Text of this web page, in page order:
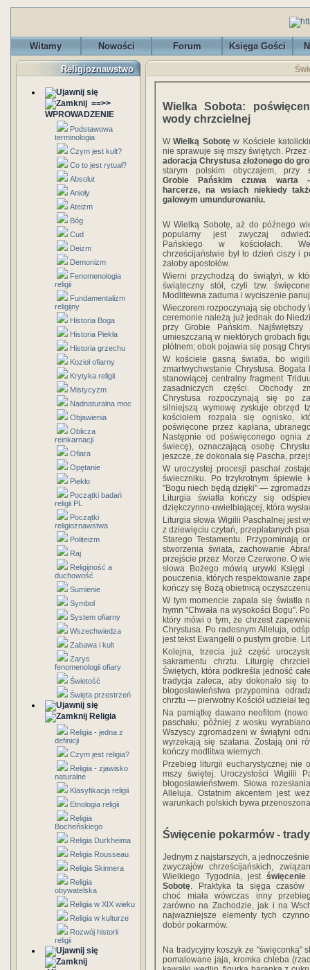
Witamy Nowości Forum Księga Gości
Religioznawstwo
==>>
WPROWADZENIE
Podstawowa
terminologia
Czym jest kult?
Co to jest rytuał?
Absolut
Anioły
Ateizm
Bóg
Cud
Deizm
Demonizm
Fenomenologia
religii
Fundamentalizm
religijny
Historia Boga
Historia Piekła
Historia grzechu
Kozioł ofiarny
Krytyka religii
Mistycyzm
Nadnaturalna moc
Objawienia
Oblicza
reinkarnacji
Ofiara
Opętanie
Piekło
Początki badań
religii PL
Początki
religioznawstwa
Politeizm
Raj
Religijność a
duchowość
Sumienie
Symbol
System ofiarny
Wszechwiedza
Zabawa i kult
Zarys
fenomenologii ofiary
Świetość
Święta przestrzeń
Religia
Religia - jedna z
definicji
Czym jest religia?
Religia - zjawisko
naturalne
Klasyfikacja religii
Etnologia religii
Religia
Bocheńskiego
Religia Durkheima
Religia Rousseau
Religia Skinnera
Religia
obywatelska
Religia w XIX wieku
Religia w kulturze
Rozwój historii
religii
Wielka Sobota:
wody chrzcielnej
WWielką Sobotęw Kościele
nie sprawuje się mszy świętych. Przez
adoracja Chrystusa złożonego do
starym polskim obyczajem, przy
Grobie Pańskim czuwa warta
harcerze, na wsiach niekiedy
galowym umundurowaniu.
W Wielką Sobotę, aż do późnego
popularny jest zwyczaj
Pańskiego w kościołach.
chrześcijaństwie był to dzień ciszy i
żałoby apostołów.
Wierni przychodzą do świątyń, w
świąteczny stół, czyli tzw.
Modlitewna zaduma i wyciszenie
Wieczorem rozpoczynają się
ceremonie należą już jednak do
przy Grobie Pańskim. Najświętszy
umieszczaną w niektórych grobach
płótnem; obok pojawia się posąg
W kościele gasną światła, bo
zmartwychwstanie Chrystusa.
stanowiącej centralny fragment
zasadniczych części. Obchody
Chrystusa rozpoczynają się po
silniejszą wymowę zyskuje obrzęd
kościołem rozpala się ognisko,
poświęcone przez kapłana,
Następnie od poświęconego ognia
świecę), oznaczającą osobę
jeszcze, że dokonała się Pascha,
W uroczystej procesji paschał
świeczniku. Po trzykrotnym śpiewie
"Bogu niech będą dzięki" —
Liturgia światła kończy się
dziękczynno-uwielbiającej, która
Liturgia słowa Wigilii Paschalnej jest
z dziewięciu czytań, przeplatanych
Starego Testamentu. Przypominają
stworzenia świata, zachowanie
przejście przez Morze Czerwone. O
słowa Bożego mówią urywki
pouczenia, których respektowanie
kończy się Bożą obietnicą
W tym momencie zapala się światła
hymn "Chwała na wysokości Bogu".
który mówi o tym, że chrzest
Chrystusa. Po radosnym Alleluja,
jest tekst Ewangelii o pustym grobie.
Kolejna, trzecia już część
sakramentu chrztu. Liturgię
Świętych, która podkreśla jedność
tradycja zaleca, aby dokonało się
błogosławieństwa przypomina
chrztu — pierwotny Kościół udzielał
Na pamiątkę dawano neofitom
paschału; później z wosku
Wszyscy zgromadzeni w świątyni
wyrzekają się szatana. Zostają oni
kończy modlitwa wiernych.
Przebieg liturgii eucharystycznej nie
mszy świętej. Uroczystości Wigilii
błogosławieństwem. Słowa
Alleluja. Ostatnim akcentem jest
warunkach polskich bywa
Święcenie pokarmów -
Jednym z najstarszych, a
zwyczajów chrześcijańskich,
Wielkiego Tygodnia, jest
Sobotę. Praktyka ta sięga czasów
choć miała wówczas inny
zarówno na Zachodzie, jak i na
najważniejsze elementy tych
dobór pokarmów.
Na tradycyjny koszyk ze "święconką"
pomalowane jaja, kromka chleba